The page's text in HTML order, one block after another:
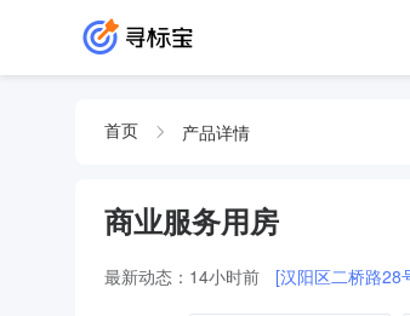
首页 产品详情
商业服务用房
最新动态： 14小时前 [汉阳区二桥路28